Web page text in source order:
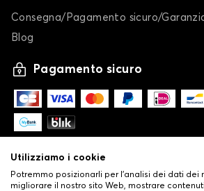
Consegna/Pagamento sicuro/
Blog
Pagamento sicuro
Utilizziamo i cookie
Potremmo posizionarli per l'analisi dei dati dei
migliorare il nostro sito Web, mostrare